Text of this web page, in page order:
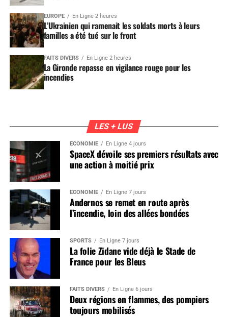
EUROPE En Ligne 2 heures
L’Ukrainien qui ramenait les soldats morts à leurs
familles a été tué sur le front
FAITS DIVERS En Ligne 2 heures
La Gironde repasse en vigilance rouge pour les
incendies
LES + LUS
ÉCONOMIE En Ligne 4 jours
SpaceX dévoile ses premiers résultats avec
une action à moitié prix
ÉCONOMIE En Ligne 7 jours
Andernos se remet en route après
l’incendie, loin des allées bondées
SPORTS En Ligne 7 jours
La folie Zidane vide déjà le Stade de
France pour les Bleus
FAITS DIVERS En Ligne 6 jours
Deux régions en flammes, des pompiers
toujours mobilisés